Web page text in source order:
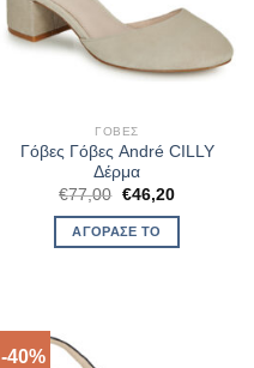
ΓΌΒΕΣ
Γόβες Γόβες André CILLY
Δέρμα
€77,00 Original
was:
€77,00.
€46,20Η
ΑΓΌΡΑΣΈ ΤΟ
-40%